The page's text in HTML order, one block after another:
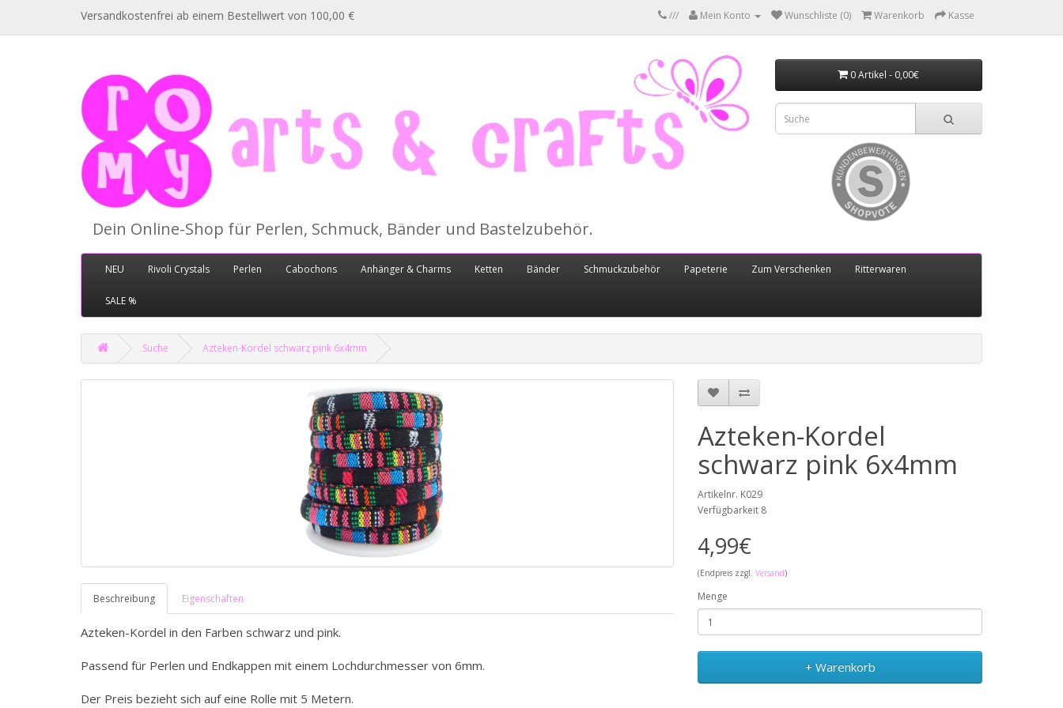
Versandkostenfrei ab einem Bestellwert von 100,00 € /// Mein Konto Wunschliste (0) Warenkorb Kasse
0 Artikel - 0,00€
Dein Online-Shop für Perlen, Schmuck, Bänder und Bastelzubehör.
NEU Rivoli Crystals Perlen Cabochons Anhänger & Charms Ketten Bänder Schmuckzubehör Papeterie Zum Verschenken Ritterwaren
SALE %
Suche Azteken-Kordel schwarz pink 6x4mm
Beschreibung Eigenschaften
Azteken-Kordel in den Farben schwarz und pink.
Passend für Perlen und Endkappen mit einem Lochdurchmesser von 6mm.
Der Preis bezieht sich auf eine Rolle mit 5 Metern.
Azteken-Kordel
schwarz pink 6x4mm
Artikelnr. K029
Verfügbarkeit 8
4,99€
(Endpreis zzgl. Versand)
Menge
+ Warenkorb